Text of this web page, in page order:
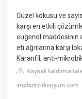
Güzel kokusu ve
karşı en etkili
eugenol maddesinin
eti ağrılarına karşı
Karanfil, anti-
Kaynak kaldırma
implantzirkonyum.com